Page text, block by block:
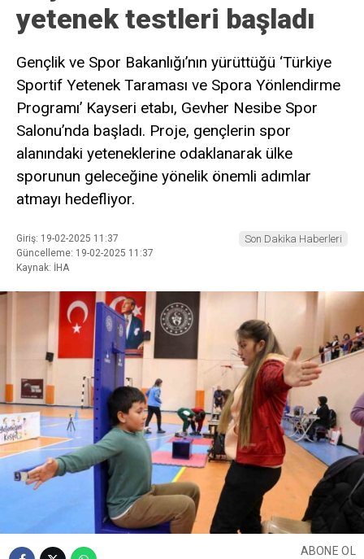
yetenek testleri başladı
Gençlik ve Spor Bakanlığı’nın yürüttüğü ‘Türkiye
Sportif Yetenek Taraması ve Spora Yönlendirme
Programı’ Kayseri etabı, Gevher Nesibe Spor
Salonu’nda başladı. Proje, gençlerin spor
alanındaki yeteneklerine odaklanarak ülke
sporunun geleceğine yönelik önemli adımlar
atmayı hedefliyor.
Giriş: 19-02-2025 11:37
Güncelleme: 19-02-2025 11:37
Kaynak: İHA
Son Dakika Haberleri
ABONE OL